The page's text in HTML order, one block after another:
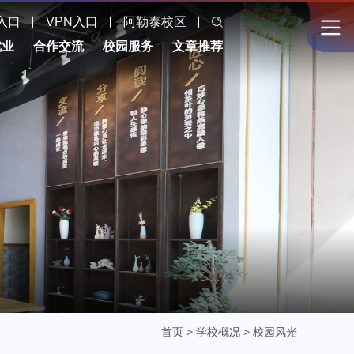
口 VPN入口
阿勒泰校区
合作交流 校园服务 文章推荐
首页 > 学校概况 > 校园风光